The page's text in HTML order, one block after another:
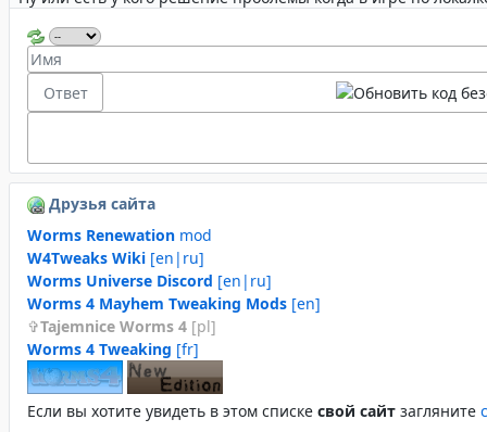
Друзья сайта
Worms Renewation mod
W4Tweaks Wiki [en|ru]
Worms Universe Discord [en|ru]
Worms 4 Mayhem Tweaking Mods [en]
Tajemnice Worms 4 [pl]
Worms 4 Tweaking [fr]
Если вы хотите увидеть в этом спиcке свой сайт загляните